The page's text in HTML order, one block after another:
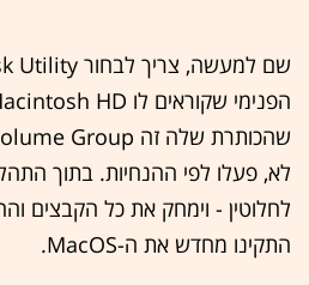
לא, פעלו לפי ההנחיות. בתוך
לחלוטין - וימחק את כל הקבצים
התקינו מחדש את ה-MacOS.